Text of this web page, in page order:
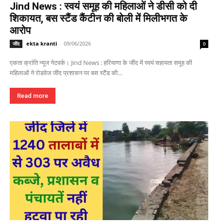
Jind News : स्वयं समूह की महिलाओं ने डीसी को दी
शिकायत, बस स्टैंड कैंटीन की बोली में मिलीभगत के
आरोप
जींद ekta kranti - 09/06/2026 0
एकता क्रांति न्यूज नेटवर्क। Jind News : हरियाणा के जींद में स्वयं सहायता समूह की
महिलाओं ने रोडवेज जींद प्रशासन पर बस स्टैंड की...
Read more